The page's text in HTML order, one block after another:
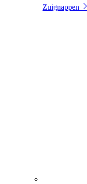
Zuignappen